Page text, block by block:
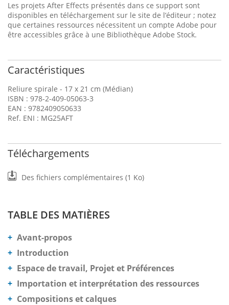
Les projets After Effects présentés dans ce support sont
disponibles en téléchargement sur le site de l’éditeur ; notez
que certaines ressources nécessitent un compte Adobe pour
être accessibles grâce à une Bibliothèque Adobe Stock.
Caractéristiques
Reliure spirale - 17 x 21 cm (Médian)
ISBN : 978-2-409-05063-3
EAN : 9782409050633
Ref. ENI : MG25AFT
Téléchargements
Des fichiers complémentaires (1 Ko)
TABLE DES MATIÈRES
Avant-propos
Introduction
Espace de travail, Projet et Préférences
Importation et interprétation des ressources
Compositions et calques